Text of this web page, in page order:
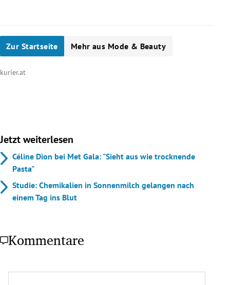
Zur Startseite Mehr aus Mode & Beauty
kurier.at
Jetzt weiterlesen
Céline Dion bei Met Gala: "Sieht aus wie trocknende
Pasta"
Studie: Chemikalien in Sonnenmilch gelangen nach
einem Tag ins Blut
Kommentare